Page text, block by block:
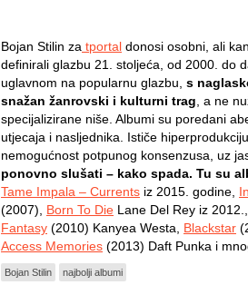
Bojan Stilin za tportal donosi osobni, ali
definirali glazbu 21. stoljeća, od 2000. do
uglavnom na popularnu glazbu, s
snažan žanrovski i kulturni trag , a ne
specijalizirane niše. Albumi su poredani
utjecaja i nasljednika. Ističe
nemogućnost potpunog konsenzusa, uz
ponovno slušati – kako spada. Tu su
Tame Impala – Currents iz 2015. godine,
(2007), Born To Die Lane Del Rey iz 2012.,
Fantasy (2010) Kanyea Westa, Blackstar
Access Memories (2013) Daft Punka i
Bojan Stilin najbolji albumi